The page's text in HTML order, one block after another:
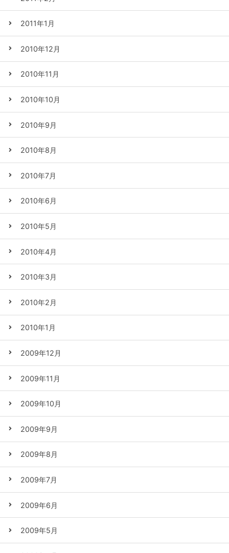
2011年1月
2010年12月
2010年11月
2010年10月
2010年9月
2010年8月
2010年7月
2010年6月
2010年5月
2010年4月
2010年3月
2010年2月
2010年1月
2009年12月
2009年11月
2009年10月
2009年9月
2009年8月
2009年7月
2009年6月
2009年5月